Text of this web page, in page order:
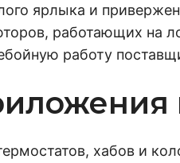
ярлыка и
работающих на
работу
хабов и